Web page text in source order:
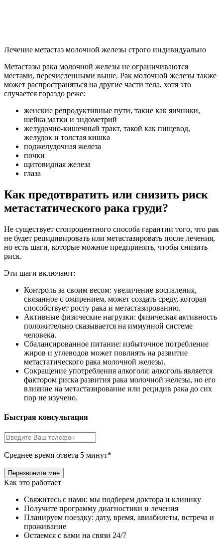
Лечение метастаз молочной железы строго индивидуально
Метастазы рака молочной железы не ограничиваются
местами, перечисленными выше. Рак молочной железы также
может распространяться на другие части тела, хотя это
случается гораздо реже:
женские репродуктивные пути, такие как яичники,
шейка матки и эндометрий
желудочно-кишечный тракт, такой как пищевод,
желудок и толстая кишка
поджелудочная железа
почки
щитовидная железа
глаза
Как предотвратить или снизить риск
метастатического рака груди?
Не существует стопроцентного способа гарантии того, что рак
не будет рецидивировать или метастазировать после лечения,
но есть шаги, которые можное предпринять, чтобы снизить
риск.
Эти шаги включают:
Контроль за своим весом: увеличение воспаления,
связанное с ожирением, может создать среду, которая
способствует росту рака и метастазированию.
Активные физические нагрузки: физическая активность
положительно сказывается на иммунной системе
человека.
Сбалансированное питание: избыточное потребление
жиров и углеводов может повлиять на развитие
метастатического рака молочной железы.
Сокращение употребления алкоголя: алкоголь является
фактором риска развития рака молочной железы, но его
влияние на метастазирование или рецидив рака до сих
пор не изучено.
Быстрая консультация
Среднее время ответа 5 минут*
Как это работает
Свяжитесь с нами: мы подберем доктора и клинику
Получите программу диагностики и лечения
Планируем поездку: дату, время, авиабилеты, встреча и
проживание
Остаемся с вами на связи 24/7